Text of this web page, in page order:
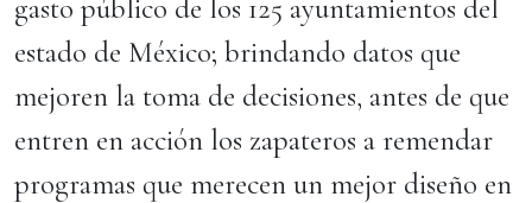
gasto público de los 125 ayuntamientos del
estado de México; brindando datos que
mejoren la toma de decisiones, antes de que
entren en acción los zapateros a remendar
programas que merecen un mejor diseño en